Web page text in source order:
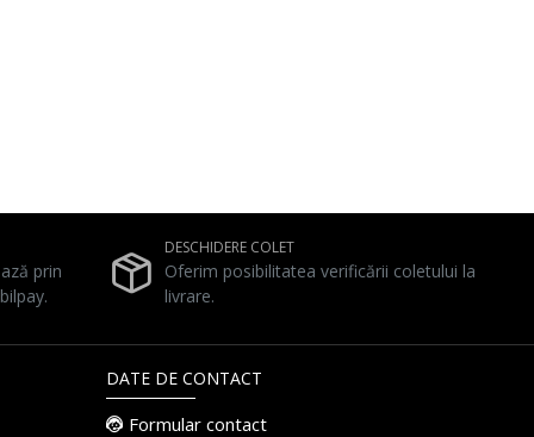
prin
DESCHIDERE COLET
Oferim posibilitatea verificării coletului la
livrare.
DATE DE CONTACT
Formular contact